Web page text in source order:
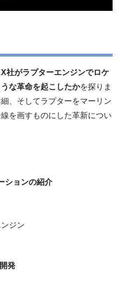
社がラプターエンジンでロケ
な革命を起こしたかを探りま
、そしてラプターをマーリン
を画すものにした革新につい
ションの紹介
ジン
発